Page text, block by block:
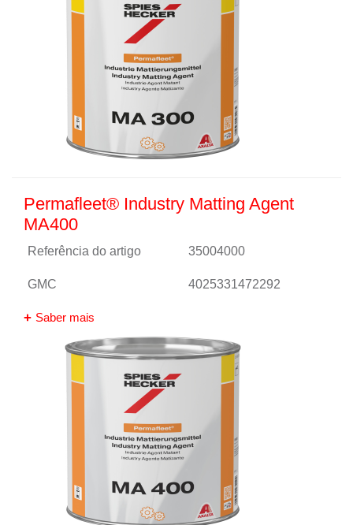
Permafleet® Industry Matting Agent
MA400
Referência do artigo 35004000
GMC 4025331472292
Saber mais